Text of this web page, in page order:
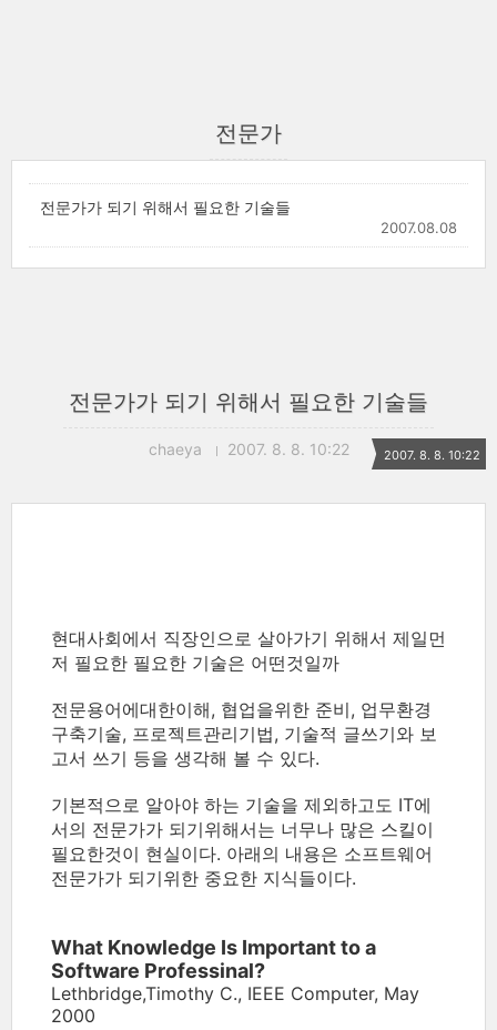
전문가
전문가가 되기 위해서 필요한 기술들
2007.08.08
전문가가 되기 위해서 필요한 기술들
chaeya 2007. 8. 8. 10:22 2007. 8. 8. 10:22
현대사회에서 직장인으로 살아가기 위해서 제일먼
저 필요한 필요한 기술은 어떤것일까
전문용어에대한이해, 협업을위한 준비, 업무환경
구축기술, 프로젝트관리기법, 기술적 글쓰기와 보
고서 쓰기 등을 생각해 볼 수 있다.
기본적으로 알아야 하는 기술을 제외하고도 IT에
서의 전문가가 되기위해서는 너무나 많은 스킬이
필요한것이 현실이다. 아래의 내용은 소프트웨어
전문가가 되기위한 중요한 지식들이다.
What Knowledge Is Important to a
Software Professinal?
Lethbridge,Timothy C., IEEE Computer, May
2000